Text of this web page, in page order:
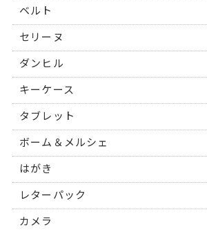
ベルト
セリーヌ
ダンヒル
キーケース
タブレット
ボーム＆メルシェ
はがき
レターパック
カメラ